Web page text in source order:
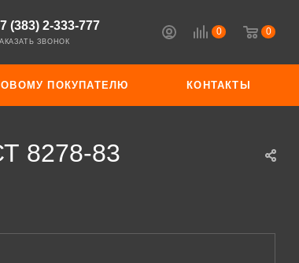
0 0
(383) 2-333-777
ЗВОНОК
ПОКУПАТЕЛЮ КОНТАКТЫ
8278-83